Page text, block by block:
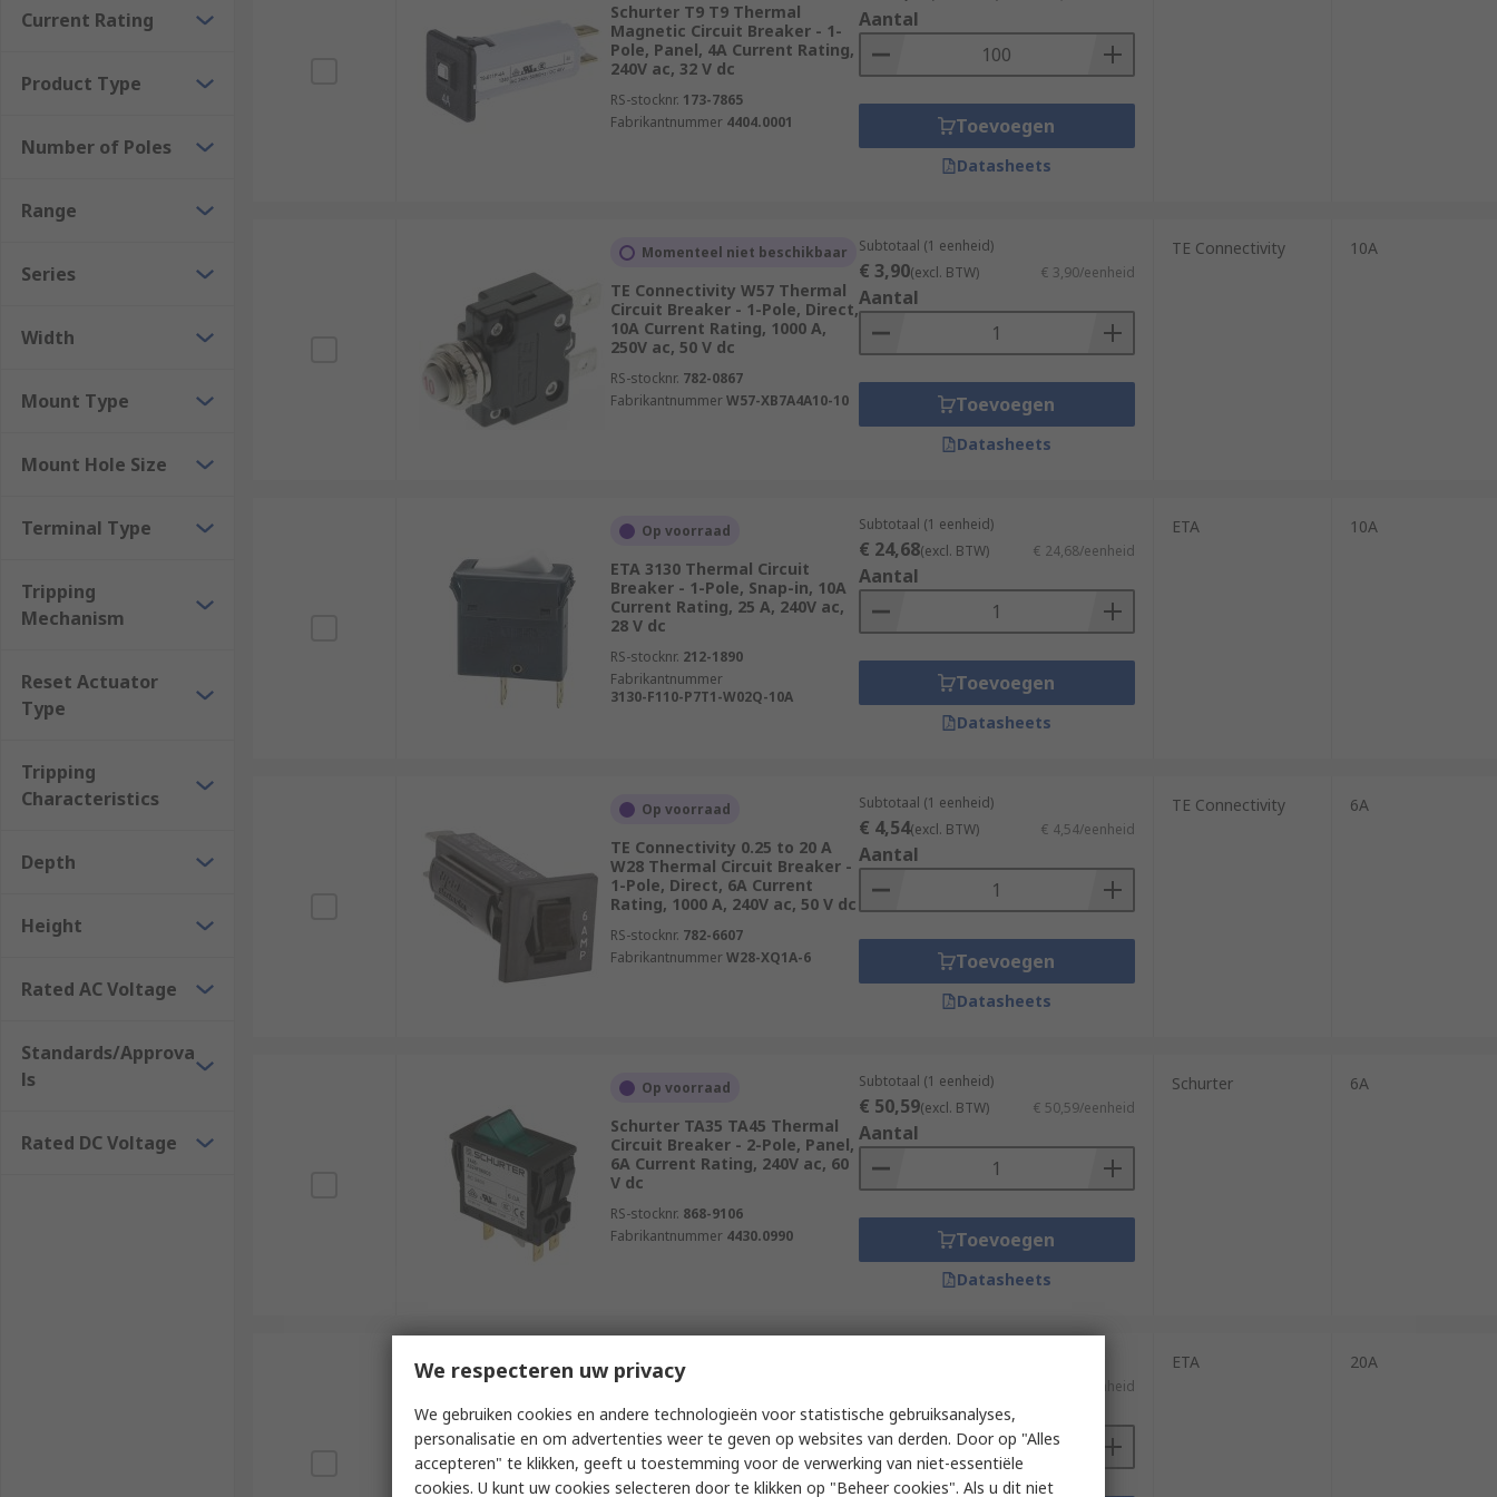
Thermal automotive circuit breakers are used to protect electrical networks in most types of vehicles, including cars, vans, buses, and boats.
Current Rating
Product Type
Number of Poles
Range
Series
Width
Mount Type
Mount Hole Size
Terminal Type
Tripping
Mechanism
Reset Actuator
Type
Tripping
Characteristics
Depth
Height
Rated AC Voltage
Standards/Approva
ls
Rated DC Voltage
Schurter T9 T9 Thermal
Magnetic Circuit Breaker - 1-
Pole, Panel, 4A Current Rating,
240V ac, 32 V dc
RS-stocknr. 173-7865
Fabrikantnummer 4404.0001
Aantal
Toevoegen
Datasheets
Momenteel niet beschikbaar
TE Connectivity W57 Thermal
Circuit Breaker - 1-Pole, Direct,
10A Current Rating, 1000 A,
250V ac, 50 V dc
RS-stocknr. 782-0867
FabrikantnummerW57-XB7A4A10-10
Subtotaal (1 eenheid)
€ 3,90(excl. BTW) € 3,90/eenheid
Aantal
Toevoegen
Datasheets
TE Connectivity 10A
Op voorraad
ETA 3130 Thermal Circuit
Breaker - 1-Pole, Snap-in, 10A
Current Rating, 25 A, 240V ac,
28 V dc
RS-stocknr. 212-1890
Fabrikantnummer
3130-F110-P7T1-W02Q-10A
Subtotaal (1 eenheid)
€ 24,68(excl. BTW) € 24,68/eenheid
Aantal
Toevoegen
Datasheets
ETA 10A
Op voorraad
TE Connectivity 0.25 to 20 A
W28 Thermal Circuit Breaker -
1-Pole, Direct, 6A Current
Rating, 1000 A, 240V ac, 50 V dc
RS-stocknr. 782-6607
FabrikantnummerW28-XQ1A-6
Subtotaal (1 eenheid)
€ 4,54(excl. BTW) € 4,54/eenheid
Aantal
Toevoegen
Datasheets
TE Connectivity 6A
Op voorraad
Schurter TA35 TA45 Thermal
Circuit Breaker - 2-Pole, Panel,
6A Current Rating, 240V ac, 60
V dc
RS-stocknr. 868-9106
Fabrikantnummer 4430.0990
Subtotaal (1 eenheid)
€ 50,59(excl. BTW) € 50,59/eenheid
Aantal
Toevoegen
Datasheets
Schurter 6A
Op voorraad
ETA 3120-N 3120-N Thermal
Circuit Breaker - 5-Pole, Screw,
20A Current Rating, 20 A, 240V
ac, 50 V dc
RS-stocknr.210-2088
€ 25,24/eenheid
Aantal
ETA 20A
We respecteren uw privacy
We gebruiken cookies en andere technologieën voor statistische gebruiksanalyses,
personalisatie en om advertenties weer te geven op websites van derden. Door op "Alles
accepteren" te klikken, geeft u toestemming voor de verwerking van niet-essentiële
cookies. U kunt uw cookies selecteren door te klikken op "Beheer cookies". Als u dit niet